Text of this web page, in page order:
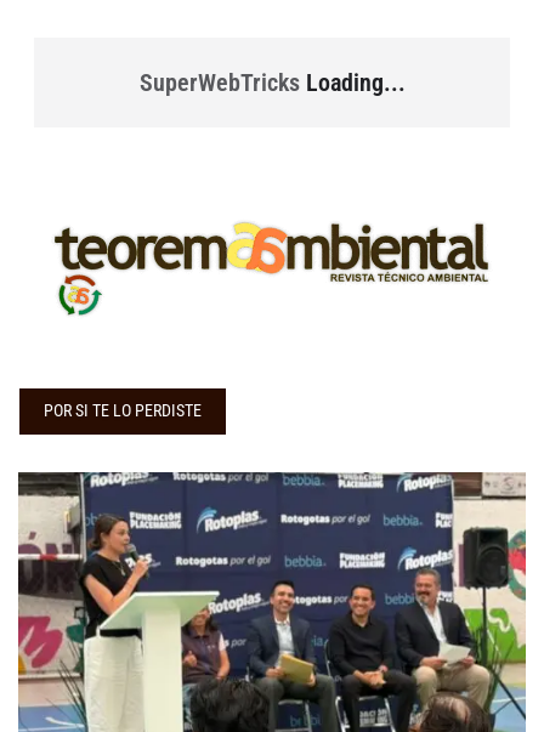
SuperWebTricksLoading...
POR SI TE LO PERDISTE